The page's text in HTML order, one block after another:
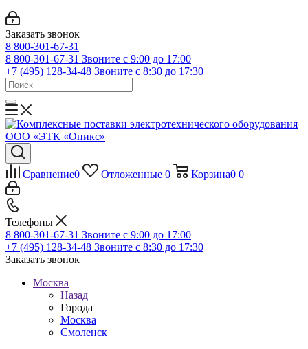
Заказать звонок
8 800-301-67-31
8 800-301-67-31 Звоните с 9:00 до 17:00
+7 (495) 128-34-48 Звоните с 8:30 до 17:30
Сравнение0 Отложенные 0 Корзина0 0
Телефоны
8 800-301-67-31 Звоните с 9:00 до 17:00
+7 (495) 128-34-48 Звоните с 8:30 до 17:30
Заказать звонок
Москва
Назад
Города
Москва
Смоленск